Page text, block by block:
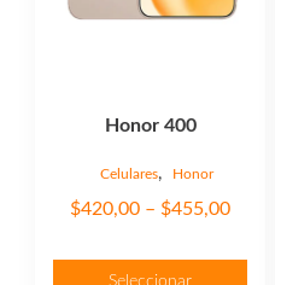
Honor 400
Celulares, Honor
$420,00 – $455,00Price
Seleccionar
elegir